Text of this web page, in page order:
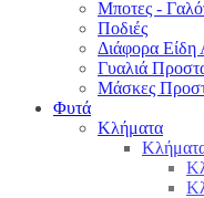
Μποτες -
Ποδιές
Διάφορα Είδη
Γυαλιά
Μάσκες
Φυτά
Κλήματα